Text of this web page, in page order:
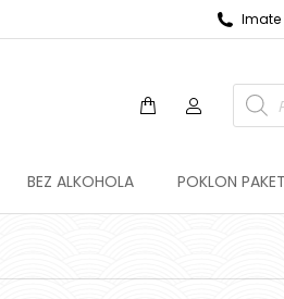
Imate
BEZ ALKOHOLA POKLON